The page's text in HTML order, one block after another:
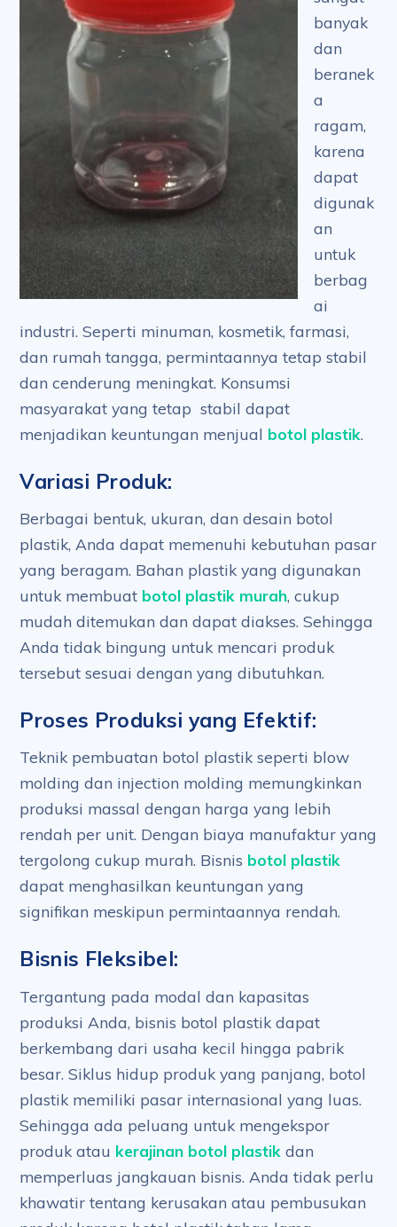
banyak
dan
beranek
a
ragam,
karena
dapat
digunak
an
untuk
berbag
ai
industri. Seperti minuman, kosmetik, farmasi,
dan rumah tangga, permintaannya tetap stabil
dan cenderung meningkat. Konsumsi
masyarakat yang tetap stabil dapat
menjadikan keuntungan menjual botol plastik.
Variasi Produk:
Berbagai bentuk, ukuran, dan desain botol
plastik, Anda dapat memenuhi kebutuhan pasar
yang beragam. Bahan plastik yang digunakan
untuk membuat botol plastik murah, cukup
mudah ditemukan dan dapat diakses. Sehingga
Anda tidak bingung untuk mencari produk
tersebut sesuai dengan yang dibutuhkan.
Proses Produksi yang Efektif:
Teknik pembuatan botol plastik seperti blow
molding dan injection molding memungkinkan
produksi massal dengan harga yang lebih
rendah per unit. Dengan biaya manufaktur yang
tergolong cukup murah. Bisnis botol plastik
dapat menghasilkan keuntungan yang
signifikan meskipun permintaannya rendah.
Bisnis Fleksibel:
Tergantung pada modal dan kapasitas
produksi Anda, bisnis botol plastik dapat
berkembang dari usaha kecil hingga pabrik
besar. Siklus hidup produk yang panjang, botol
plastik memiliki pasar internasional yang luas.
Sehingga ada peluang untuk mengekspor
produk atau kerajinan botol plastik dan
memperluas jangkauan bisnis. Anda tidak perlu
khawatir tentang kerusakan atau pembusukan